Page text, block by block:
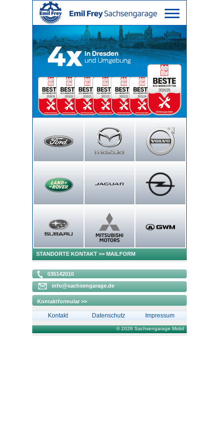
STANDORTE KONTAKT >> MAILFORM
035142010
info@sachsengarage.de
Kontaktformular >>
Kontakt Datenschutz Impressum
© 2026 Sachsengarage Mobil